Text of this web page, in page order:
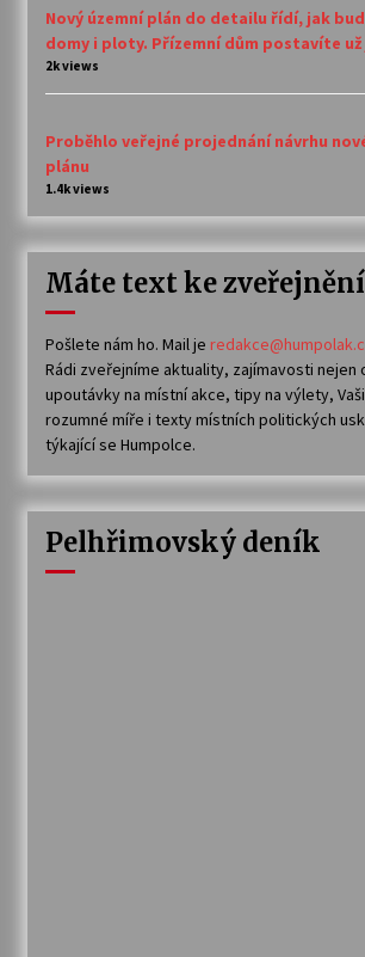
Nový územní plán do detailu řídí, jak
domy i ploty. Přízemní dům postavíte už
2k views
Proběhlo veřejné projednání návrhu
plánu
1.4k views
Máte text ke
Pošlete nám ho. Mail je
Rádi zveřejníme aktuality, zajímavosti nejen
upoutávky na místní akce, tipy na výlety,
rozumné míře i texty místních politických
týkající se Humpolce.
Pelhřimovský deník